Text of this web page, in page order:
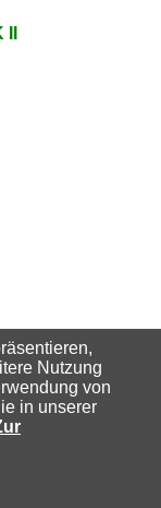
Nutzung
von
in unserer